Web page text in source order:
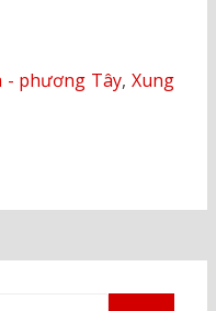
- phương Tây, Xung